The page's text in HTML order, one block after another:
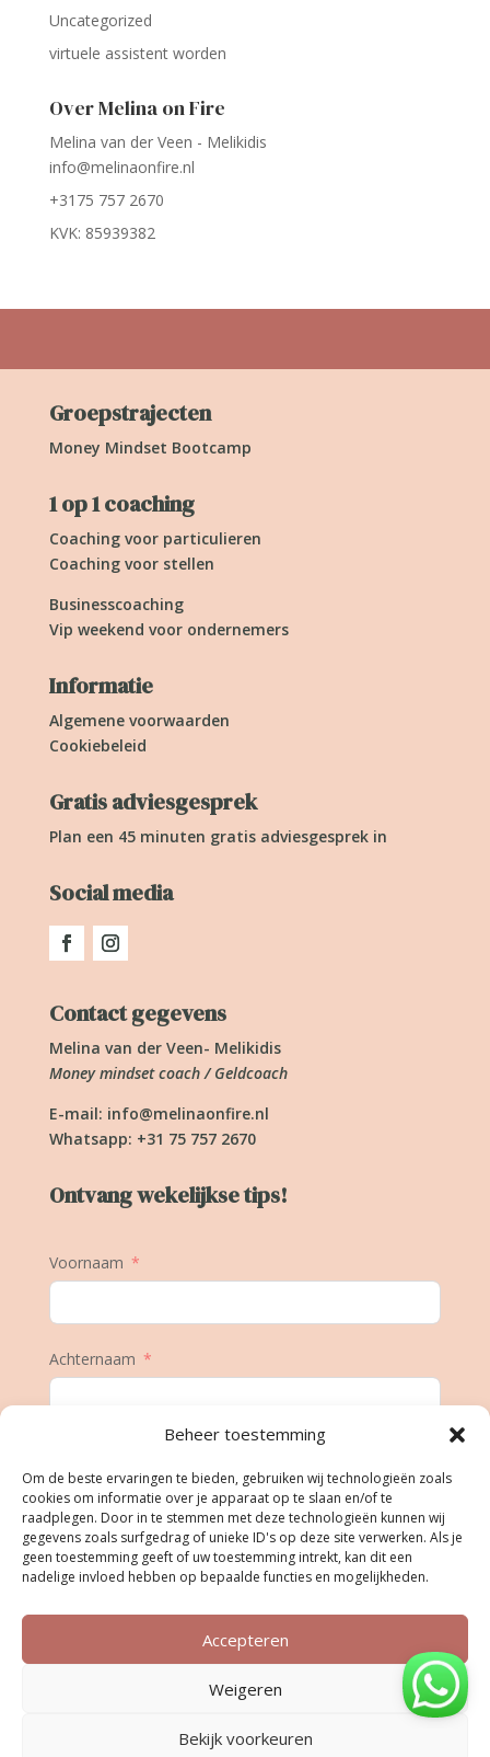
Beheer toestemming
Om de beste ervaringen te bieden, gebruiken wij technologieën zoals
cookies om informatie over je apparaat op te slaan en/of te
raadplegen. Door in te stemmen met deze technologieën kunnen wij
gegevens zoals surfgedrag of unieke ID's op deze site verwerken. Als je
geen toestemming geeft of uw toestemming intrekt, kan dit een
nadelige invloed hebben op bepaalde functies en mogelijkheden.
Accepteren
Weigeren
Bekijk voorkeuren
Uncategorized
virtuele assistent worden
Over Melina on Fire
Melina van der Veen - Melikidis
info@melinaonfire.nl
+3175 757 2670
KVK: 85939382
Groepstrajecten
Money Mindset Bootcamp
1 op 1 coaching
Coaching voor particulieren
Coaching voor stellen
Businesscoaching
Vip weekend voor ondernemers
Informatie
Algemene voorwaarden
Cookiebeleid
Gratis adviesgesprek
Plan een 45 minuten gratis adviesgesprek in
Social media
Contact gegevens
Melina van der Veen- Melikidis
Money mindset coach / Geldcoach
E-mail: info@melinaonfire.nl
Whatsapp: +31 75 757 2670
Ontvang wekelijkse tips!
Voornaam
Achternaam
Geboortedatum
Inschrijven